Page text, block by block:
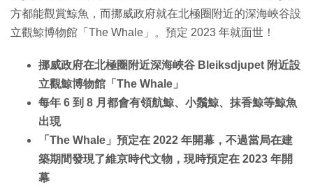
方都能觀賞鯨魚，而挪威政府就在北極圈附近的深海峽谷設
立觀鯨博物館「The Whale」。預定 2023 年就面世！
挪威政府在北極圈附近深海峽谷 Bleiksdjupet 附近設
立觀鯨博物館「The Whale」
每年 6 到 8 月都會有領航鯨、小鬚鯨、抹香鯨等鯨魚
出現
「The Whale」預定在 2022 年開幕，不過當局在建
築期間發現了維京時代文物，現時預定在 2023 年開
幕